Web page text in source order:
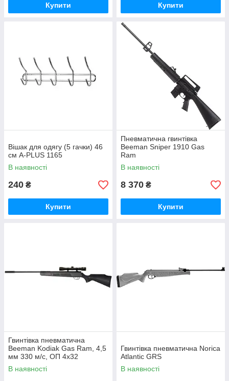
Купити Купити
Вішак для одягу (5 гачки) 46
см A-PLUS 1165
В наявності
240 ₴
Купити
Пневматична гвинтівка
Beeman Sniper 1910 Gas
Ram
В наявності
8 370 ₴
Купити
Гвинтівка пневматична
Beeman Kodiak Gas Ram, 4,5
мм 330 м/с, ОП 4х32
В наявності
Гвинтівка пневматична Norica
Atlantic GRS
В наявності